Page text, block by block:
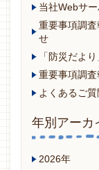
当社Webサ
重要事項調
せ
「防災だよ
重要事項調
よくあるご
年別アーカ
2026年